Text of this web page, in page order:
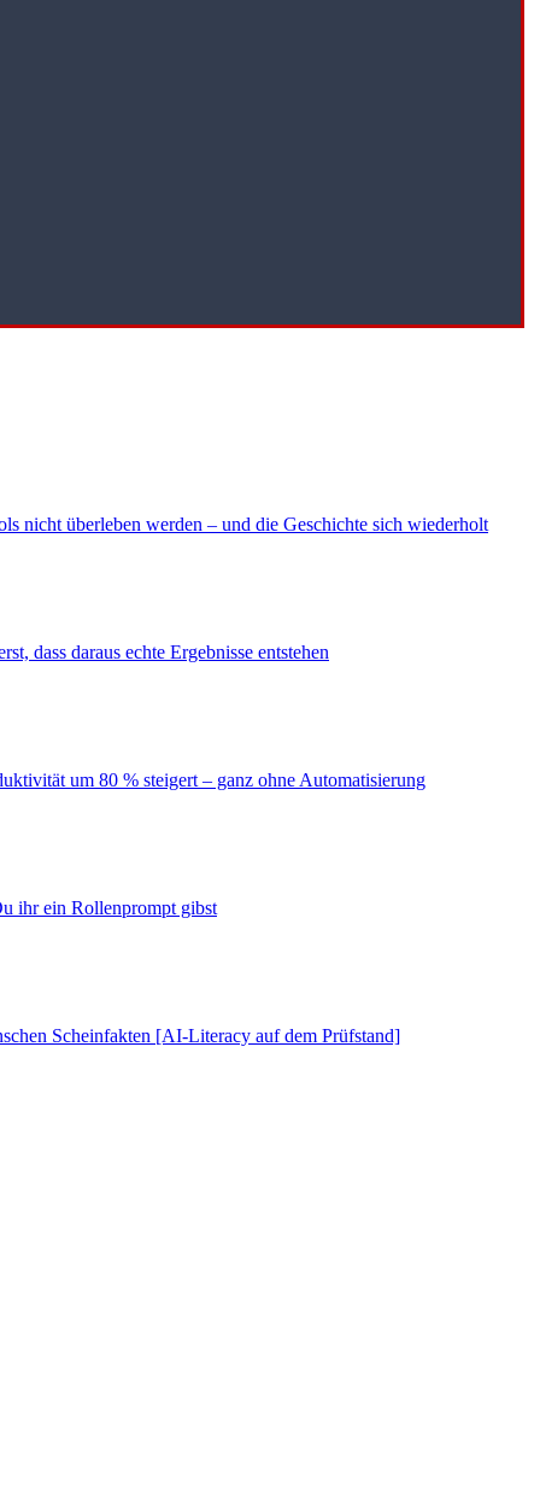
nicht überleben werden – und die Geschichte sich wiederholt
dass daraus echte Ergebnisse entstehen
um 80 % steigert – ganz ohne Automatisierung
ihr ein Rollenprompt gibst
Scheinfakten [AI-Literacy auf dem Prüfstand]